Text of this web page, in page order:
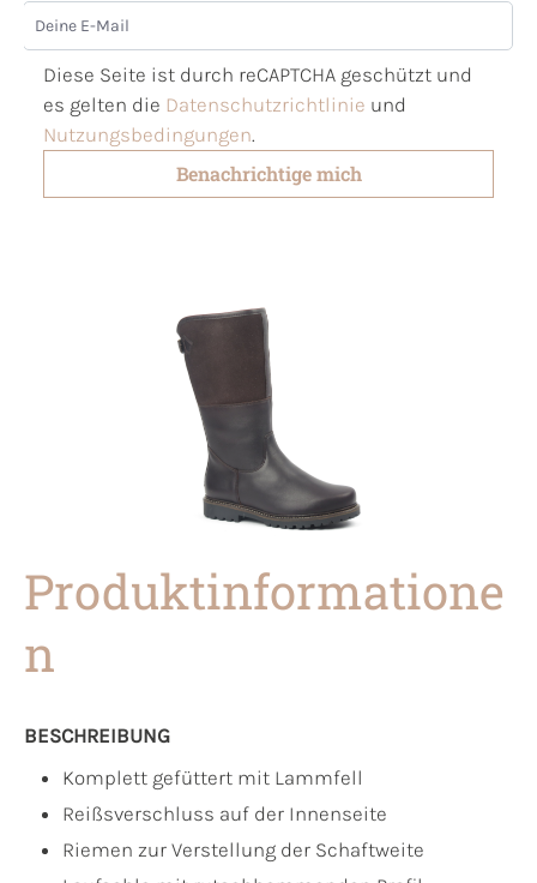
Deine E-Mail
Diese Seite ist durch reCAPTCHA geschützt und
es gelten die Datenschutzrichtlinie und
Nutzungsbedingungen.
Benachrichtige mich
Produktinformatione
n
BESCHREIBUNG
Komplett gefüttert mit Lammfell
Reißsverschluss auf der Innenseite
Riemen zur Verstellung der Schaftweite